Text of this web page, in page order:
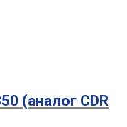
(аналог CDR